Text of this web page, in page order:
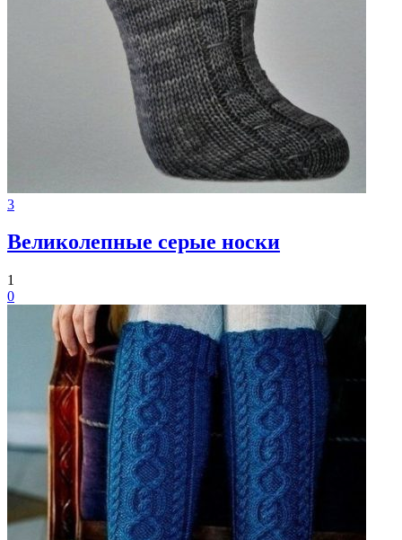
3
Великолепные серые носки
1
0